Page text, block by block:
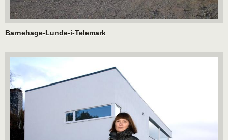
Barnehage-Lunde-i-Telemark